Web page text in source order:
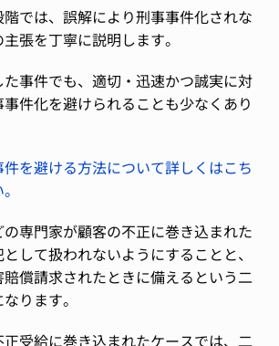
では、誤解により刑事事件化されな
張を丁寧に説明します。
事件でも、適切・迅速かつ誠実に対
件化を避けられることも少なくあり
を避ける方法について詳しくはこち
専門家が顧客の不正に巻き込まれた
して扱われないようにすることと、
償請求されたときに備えるという二
ります。
受給に巻き込まれたケースでは、二